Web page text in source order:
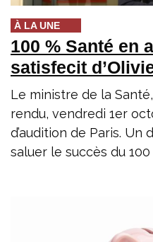
À LA UNE
100 % Santé en
satisfecit
Le ministre de la
rendu, vendredi 1er
d’audition de Paris.
saluer le succès du 100